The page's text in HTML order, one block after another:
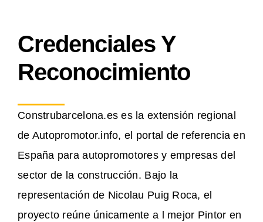
Credenciales Y
Reconocimiento
Construbarcelona.es es la extensión regional
de Autopromotor.info, el portal de referencia en
España para autopromotores y empresas del
sector de la construcción. Bajo la
representación de Nicolau Puig Roca, el
proyecto reúne únicamente a l mejor Pintor en